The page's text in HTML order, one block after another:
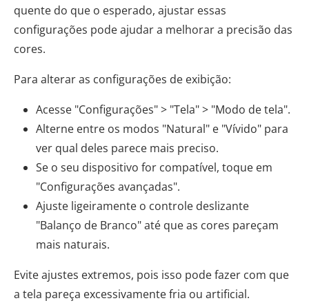
quente do que o esperado, ajustar essas
configurações pode ajudar a melhorar a precisão das
cores.
Para alterar as configurações de exibição:
Acesse "Configurações" > "Tela" > "Modo de tela".
Alterne entre os modos "Natural" e "Vívido" para
ver qual deles parece mais preciso.
Se o seu dispositivo for compatível, toque em
"Configurações avançadas".
Ajuste ligeiramente o controle deslizante
"Balanço de Branco" até que as cores pareçam
mais naturais.
Evite ajustes extremos, pois isso pode fazer com que
a tela pareça excessivamente fria ou artificial.